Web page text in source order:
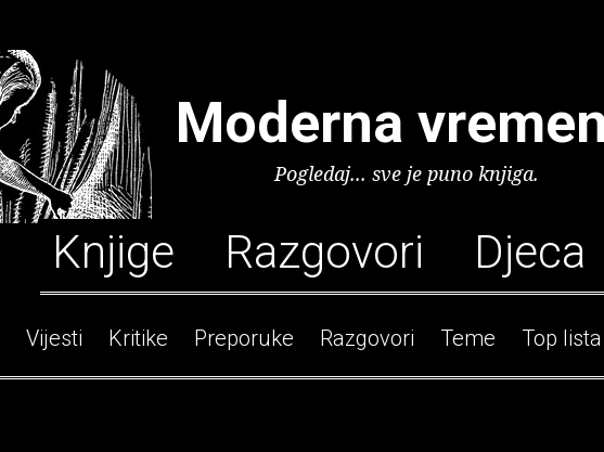
Moderna
Pogledaj... sve je puno knjiga.
Knjige Razgovori Djeca
Vijesti Kritike Preporuke Razgovori Teme Top